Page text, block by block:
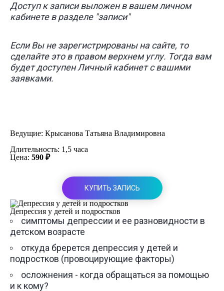
Доступ к записи выложен в вашем личном
кабинете в разделе "записи"
Если Вы не зарегистрированы на сайте, то
сделайте это в правом верхнем углу. Тогда вам
будет доступен Личный кабинет с вашими
заявками.
Ведущие: Крысанова Татьяна Владимировна
Длительность: 1,5 часа
Цена: 590 ₽
КУПИТЬ ЗАПИСЬ
Депрессия у детей и подростков
симптомы депрессии и ее разновидности в
детском возрасте
откуда брерется депрессия у детей и
подростков (провоцирующие факторы)
осложнения - когда обращаться за помощью
и к кому?